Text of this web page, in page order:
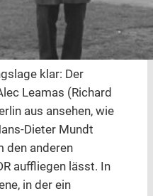
klar: Der
Leamas (Richard
aus ansehen, wie
Dieter Mundt
den anderen
auffliegen lässt. In
in der ein